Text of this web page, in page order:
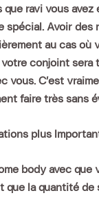
que ravi vous
spécial. Avoir
au cas
conjoint
vous. C’est
faire très sans
plus
body avec
que la quantité de